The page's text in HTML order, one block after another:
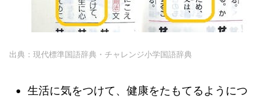
出典：現代標準国語辞典・チャレンジ小学国語辞典
生活に気をつけて、健康をたもてるようにつ